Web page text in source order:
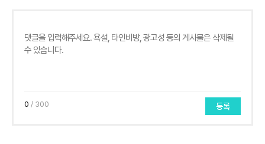
0 / 300 등록